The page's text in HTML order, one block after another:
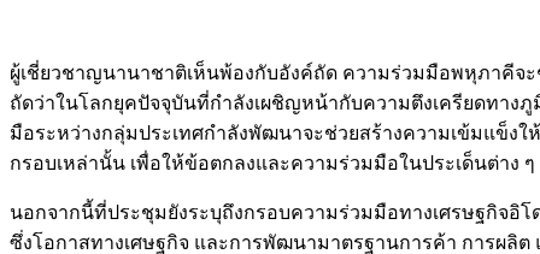
ผู้เชี่ยวชาญนานาชาติเห็นพ้องกับอังค์ถัด ความร่วมมือพหุภาคีจ
ถัดว่าในโลกยุคปัจจุบันที่กำลังเผชิญหน้ากับความตึงเครียดทาง
มือระหว่างกลุ่มประเทศกำลังพัฒนาจะช่วยสร้างความเข้มแข็ง
กรอบเหล่านั้น เพื่อให้ข้อตกลงและความร่วมมือในประเด็นต่าง ๆ
นอกจากนี้ที่ประชุมยังระบุถึงกรอบความร่วมมือทางเศรษฐกิจอิ
ซึ่งโอกาสทางเศษฐกิจ และการพัฒนามาตรฐานการค้า การผลิ